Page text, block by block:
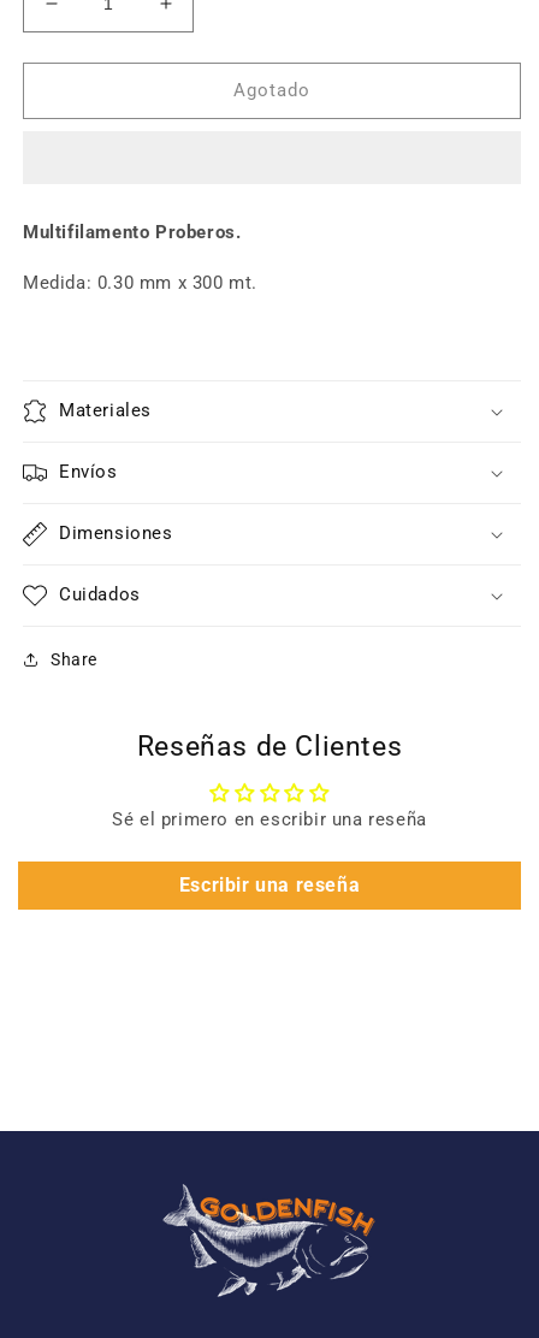
Reducir
cantidad
para
Proberos
Aumentar
cantidad
para
Multifilamento
Proberos
Agotado
Multifilamento Proberos.
Medida: 0.30 mm x 300 mt.
Materiales
Envíos
Dimensiones
Cuidados
Share
Reseñas de Clientes
Sé el primero en escribir una reseña
Escribir una reseña